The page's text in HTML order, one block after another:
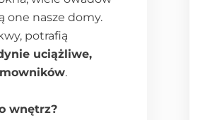
one nasze domy.
potrafią
uciążliwe,
.
wnętrz?